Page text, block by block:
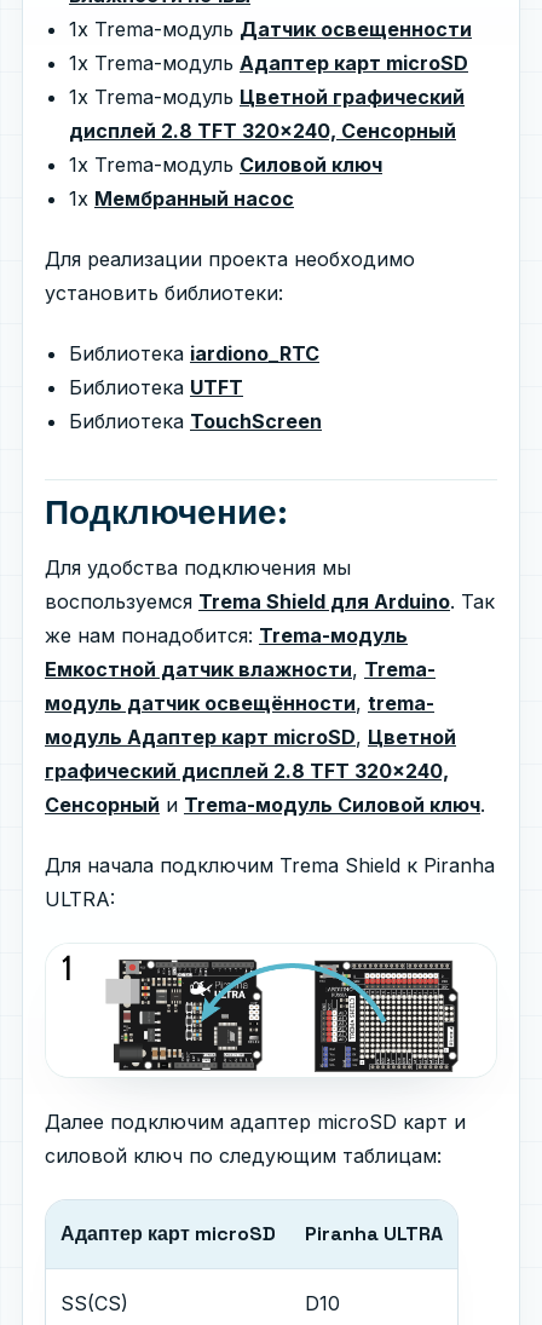
1x Trema-модуль Датчик освещенности
1x Trema-модуль Адаптер карт microSD
1x Trema-модуль Цветной графический
дисплей 2.8 TFT 320x240, Сенсорный
1х Trema-модуль Силовой ключ
1x Мембранный насос
Для реализации проекта необходимо
установить библиотеки:
Библиотека iardiono_RTC
Библиотека UTFT
Библиотека TouchScreen
Подключение:
Для удобства подключения мы
воспользуемся Trema Shield для Arduino. Так
же нам понадобится: Trema-модуль
Емкостной датчик влажности, Trema-
модуль датчик освещённости, trema-
модуль Адаптер карт microSD, Цветной
графический дисплей 2.8 TFT 320x240,
Сенсорный и Trema-модуль Силовой ключ.
Для начала подключим Trema Shield к Piranha
ULTRA:
Далее подключим адаптер microSD карт и
силовой ключ по следующим таблицам:
Адаптер карт microSD Piranha ULTRA
SS(CS) D10